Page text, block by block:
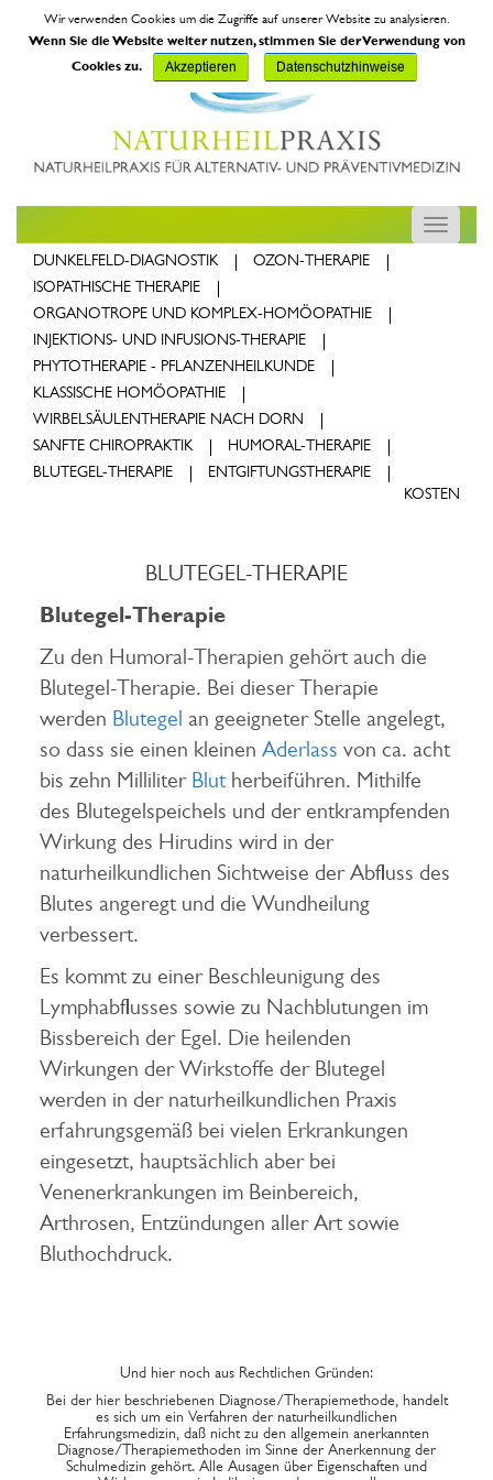
Wir verwenden Cookies um die Zugriffe auf unserer Website zu analysieren.
Wenn Sie die Website weiter nutzen, stimmen Sie der Verwendung von
Cookies zu.
Akzeptieren Datenschutzhinweise
Toggle
DUNKELFELD-DIAGNOSTIK
OZON-THERAPIE
ISOPATHISCHE THERAPIE
ORGANOTROPE UND KOMPLEX-HOMÖOPATHIE
INJEKTIONS- UND INFUSIONS-THERAPIE
PHYTOTHERAPIE - PFLANZENHEILKUNDE
KLASSISCHE HOMÖOPATHIE
WIRBELSÄULENTHERAPIE NACH DORN
SANFTE CHIROPRAKTIK
HUMORAL-THERAPIE
BLUTEGEL-THERAPIE(CURRENT)ENTGIFTUNGSTHERAPIE
KOSTEN
BLUTEGEL-THERAPIE
Blutegel-Therapie
Zu den Humoral-Therapien gehört auch die
Blutegel-Therapie. Bei dieser Therapie
werden Blutegel an geeigneter Stelle angelegt,
so dass sie einen kleinen Aderlass von ca. acht
bis zehn Milliliter Blutherbeiführen. Mithilfe
des Blutegelspeichels und der entkrampfenden
Wirkung des Hirudins wird in der
naturheilkundlichen Sichtweise der Abfluss des
Blutes angeregt und die Wundheilung
verbessert.
Es kommt zu einer Beschleunigung des
Lymphabflusses sowie zu Nachblutungen im
Bissbereich der Egel. Die heilenden
Wirkungen der Wirkstoffe der Blutegel
werden in der naturheilkundlichen Praxis
erfahrungsgemäß bei vielen Erkrankungen
eingesetzt, hauptsächlich aber bei
Venenerkrankungen im Beinbereich,
Arthrosen, Entzündungen aller Art sowie
Bluthochdruck.
Und hier noch aus Rechtlichen Gründen:
Bei der hier beschriebenen Diagnose/Therapiemethode, handelt
es sich um ein Verfahren der naturheilkundlichen
Erfahrungsmedizin, daß nicht zu den allgemein anerkannten
Diagnose/Therapiemethoden im Sinne der Anerkennung der
Schulmedizin gehört. Alle Ausagen über Eigenschaften und